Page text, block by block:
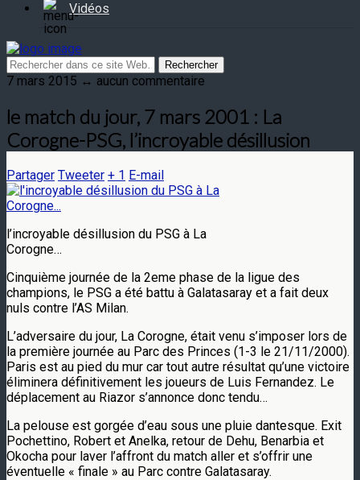
Vidéos
7 mars 2015 ↔ aucun commentaire
le match du jour, 7 mars 2001 : La
Corogne-PSG, l’incroyable désillusion
Partager Tweeter + 1 E-mail
l’incroyable désillusion du PSG à La
Corogne…
Cinquième journée de la 2eme phase de la ligue des
champions, le PSG a été battu à Galatasaray et a fait deux
nuls contre l’AS Milan.
L’adversaire du jour, La Corogne, était venu s’imposer lors de
la première journée au Parc des Princes (1-3 le 21/11/2000).
Paris est au pied du mur car tout autre résultat qu’une victoire
éliminera définitivement les joueurs de Luis Fernandez. Le
déplacement au Riazor s’annonce donc tendu…
La pelouse est gorgée d’eau sous une pluie dantesque. Exit
Pochettino, Robert et Anelka, retour de Dehu, Benarbia et
Okocha pour laver l’affront du match aller et s’offrir une
éventuelle « finale » au Parc contre Galatasaray.